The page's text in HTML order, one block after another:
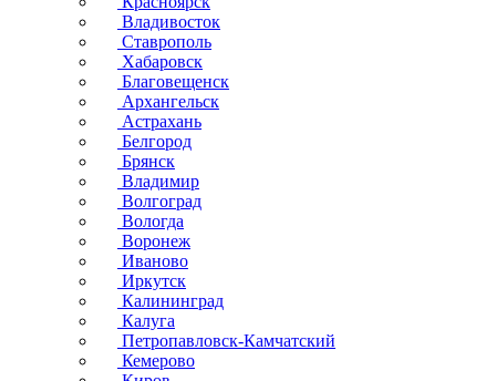
Владивосток
Ставрополь
Хабаровск
Благовещенск
Архангельск
Астрахань
Белгород
Брянск
Владимир
Волгоград
Вологда
Воронеж
Иваново
Иркутск
Калининград
Калуга
Петропавловск-Камчатский
Кемерово